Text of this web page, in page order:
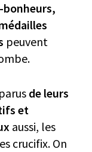
peuvent
de leurs
et
aussi, les
crucifix. On